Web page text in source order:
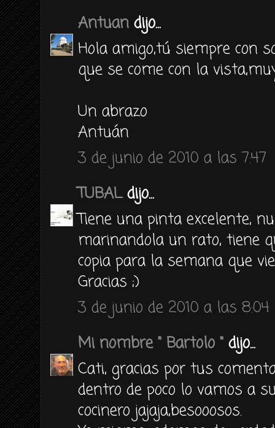
Antuan dijo...
Hola amigo,tú siempre con
que se come con la
Un abrazo
Antuán
3 de junio de 2010 a las 7:47
TUBALdijo...
Tiene una pinta excelente,
marinandola un rato, tiene
copia para la semana que
Gracias ;)
3 de junio de 2010 a las 8:04
Mi nombre " Bartolo " dijo...
Cati, gracias por tus
dentro de poco lo vamos a
cocinero jajaja,besooosos.